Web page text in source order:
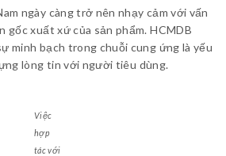
ngày càng trở nên nhạy cảm với vấn
gốc xuất xứ của sản phẩm. HCMDB
minh bạch trong chuỗi cung ứng là yếu
lòng tin với người tiêu dùng.
Việc
hợp
tác với